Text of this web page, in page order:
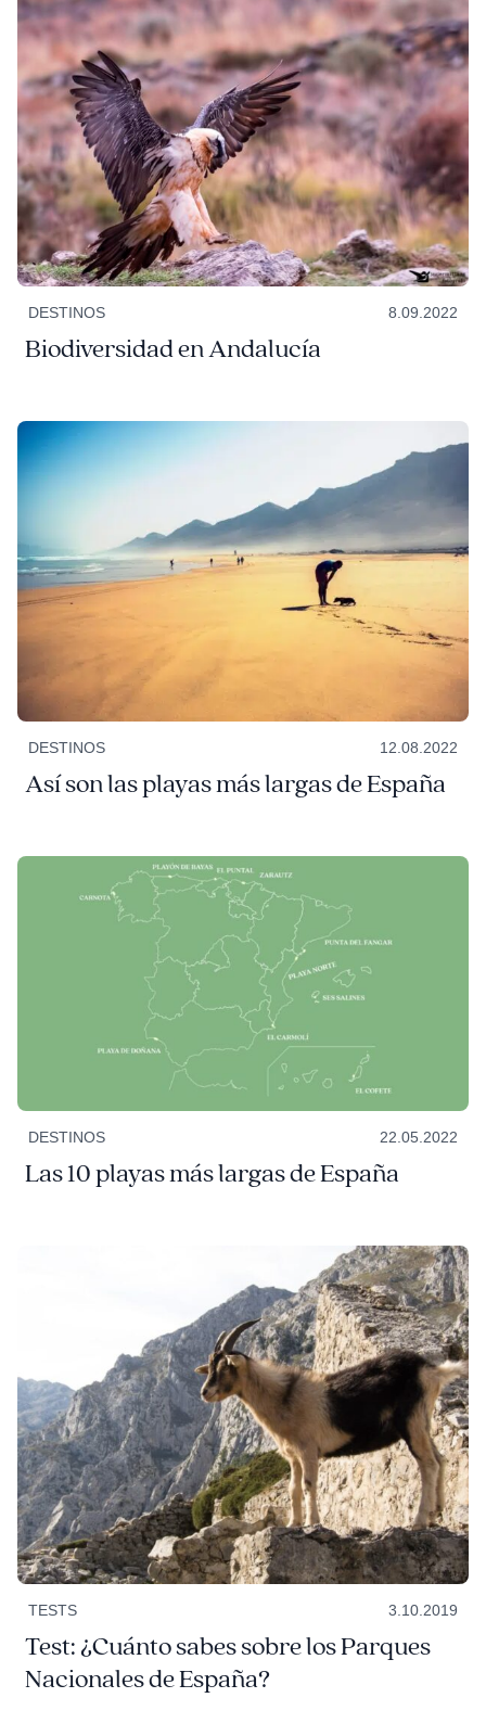
DESTINOS 8.09.2022
Biodiversidad en Andalucía
DESTINOS 12.08.2022
Así son las playas más largas de España
DESTINOS 22.05.2022
Las 10 playas más largas de España
TESTS 3.10.2019
Test: ¿Cuánto sabes sobre los Parques
Nacionales de España?